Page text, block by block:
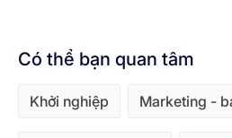
Có thể bạn quan tâm
Khởi nghiệp Marketing -